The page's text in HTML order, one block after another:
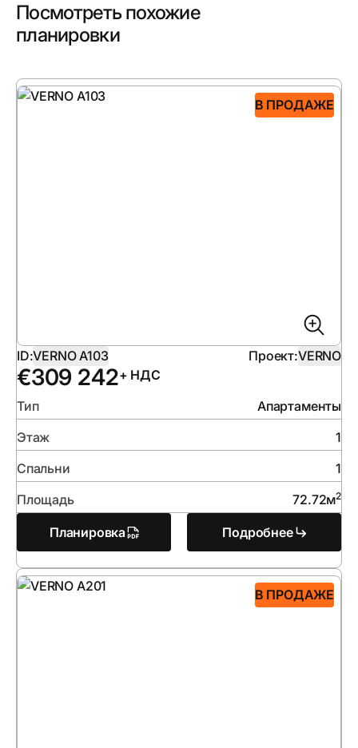
Посмотреть похожие
планировки
В ПРОДАЖЕ
ID:VERNO A103 Проект:VERNO
€309 242+ НДС
Тип
Апартаменты
Этаж
1
Спальни
1
Площадь
72.72м2
Планировка Подробнее
В ПРОДАЖЕ